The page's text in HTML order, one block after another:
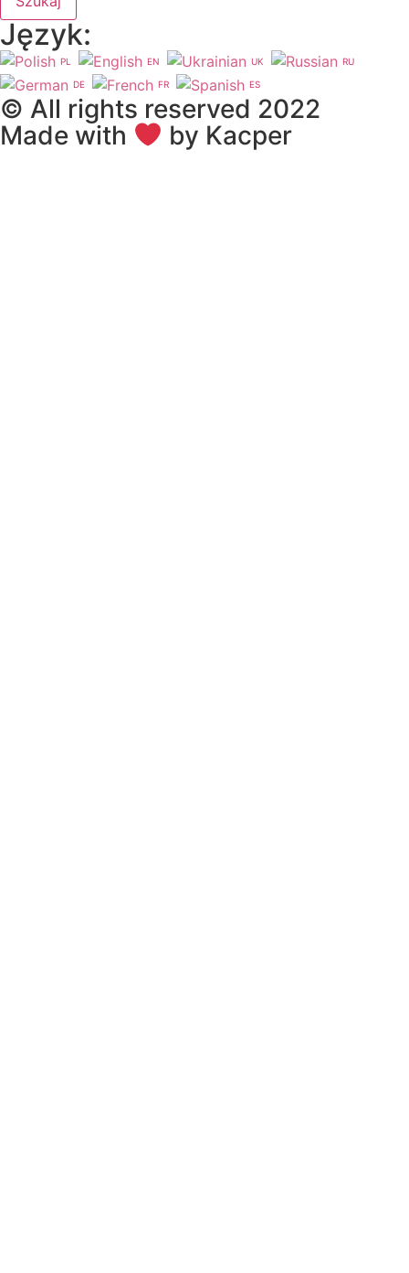
Język:
PL EN UK RU
DE FR ES
© All rights reserved 2022
Made with
by Kacper